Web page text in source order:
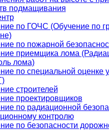
подмащивания
по ГОЧС (Обучение по
по пожарной
приемщика лома
лома)
по специальной оценке
строителей
проектировщиков
по радиационной
контролю
по безопасности